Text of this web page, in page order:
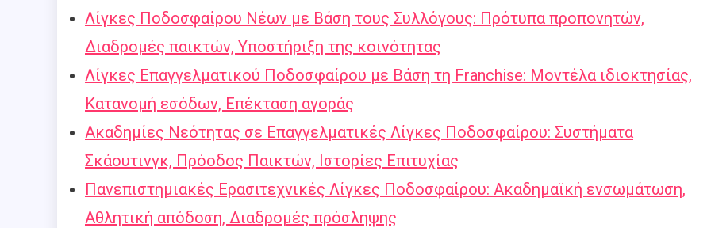
Λίγκες Ποδοσφαίρου Νέων με Βάση τους Συλλόγους: Πρότυπα προπονητών,
Διαδρομές παικτών, Υποστήριξη της κοινότητας
Λίγκες Επαγγελματικού Ποδοσφαίρου με Βάση τη Franchise: Μοντέλα ιδιοκτησίας,
Κατανομή εσόδων, Επέκταση αγοράς
Ακαδημίες Νεότητας σε Επαγγελματικές Λίγκες Ποδοσφαίρου: Συστήματα
Σκάουτινγκ, Πρόοδος Παικτών, Ιστορίες Επιτυχίας
Πανεπιστημιακές Ερασιτεχνικές Λίγκες Ποδοσφαίρου: Ακαδημαϊκή ενσωμάτωση,
Αθλητική απόδοση, Διαδρομές πρόσληψης